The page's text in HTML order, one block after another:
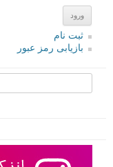
ثبت نام
بازیابی رمز عبور